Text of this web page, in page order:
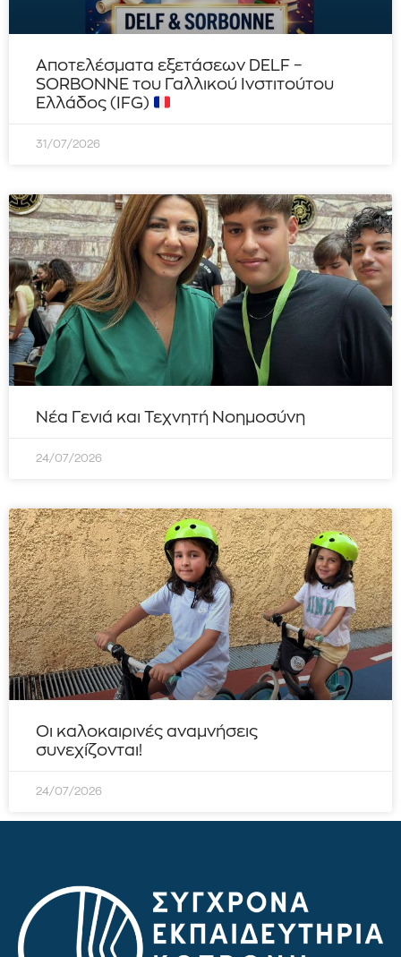
Αποτελέσματα εξετάσεων DELF –
SORBONNE του Γαλλικού Ινστιτούτου
Ελλάδος (IFG)
31/07/2026
Νέα Γενιά και Τεχνητή Νοημοσύνη
24/07/2026
Οι καλοκαιρινές αναμνήσεις
συνεχίζονται!
24/07/2026